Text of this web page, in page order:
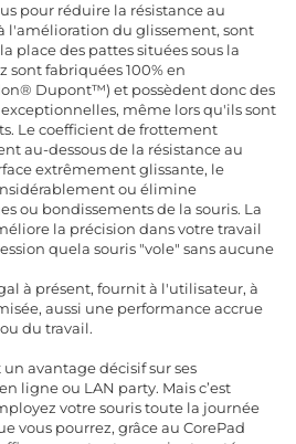
pour réduire la résistance au
l'amélioration du glissement, sont
place des pattes situées sous la
sont fabriquées 100% en
Dupont™) et possèdent donc des
même lors qu'ils sont
Le coefficient de frottement
au-dessous de la résistance au
extrêmement glissante, le
ou élimine
ou bondissements de la souris. La
la précision dans votre travail
quela souris "vole" sans aucune
à présent, fournit à l'utilisateur, à
aussi une performance accrue
du travail.
avantage décisif sur ses
ligne ou LAN party. Mais c’est
votre souris toute la journée
vous pourrez, grâce au CorePad